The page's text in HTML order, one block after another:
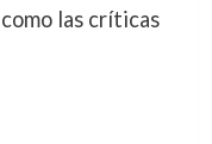
las críticas